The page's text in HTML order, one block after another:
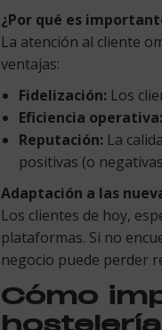
¿Por qué es
La atención al cliente
ventajas:
Fidelización: Los
Eficiencia operativa:
Reputación: La
positivas (o
Adaptación a las
Los clientes de hoy,
plataformas. Si no
negocio puede perder
Cómo
hostelería